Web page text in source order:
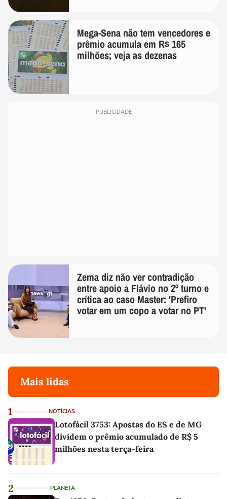
Mega-Sena não tem vencedores e
prêmio acumula em R$ 165
milhões; veja as dezenas
PUBLICIDADE
Zema diz não ver contradição
entre apoio a Flávio no 2º turno e
crítica ao caso Master: 'Prefiro
votar em um copo a votar no PT'
Mais lidas
1 NOTÍCIAS
Lotofácil 3753: Apostas do ES e de MG
dividem o prêmio acumulado de R$ 5
milhões nesta terça-feira
2 PLANETA